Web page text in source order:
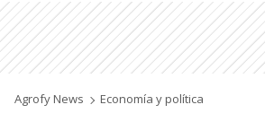
Agrofy News Economía y política